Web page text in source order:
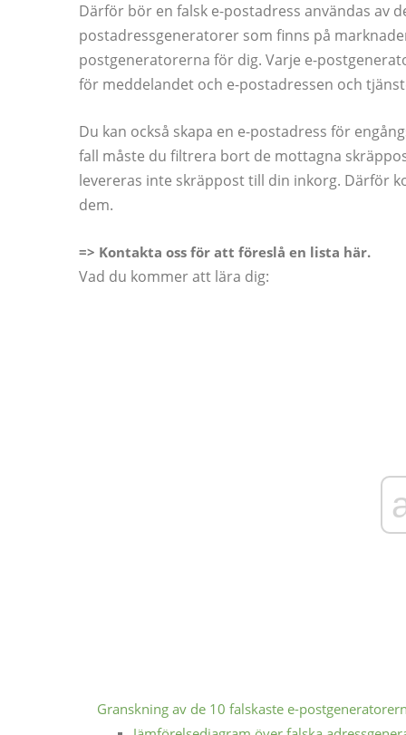
Därför bör en falsk e-postadress användas av
postadressgeneratorer som finns på
postgeneratorerna för dig. Varje e-
för meddelandet och e-postadressen och
Du kan också skapa en e-postadress för
fall måste du filtrera bort de mottagna
levereras inte skräppost till din inkorg. Därför
dem.
=> Kontakta oss för att föreslå en lista här.
Vad du kommer att lära dig:
Granskning av de 10 falskaste e-